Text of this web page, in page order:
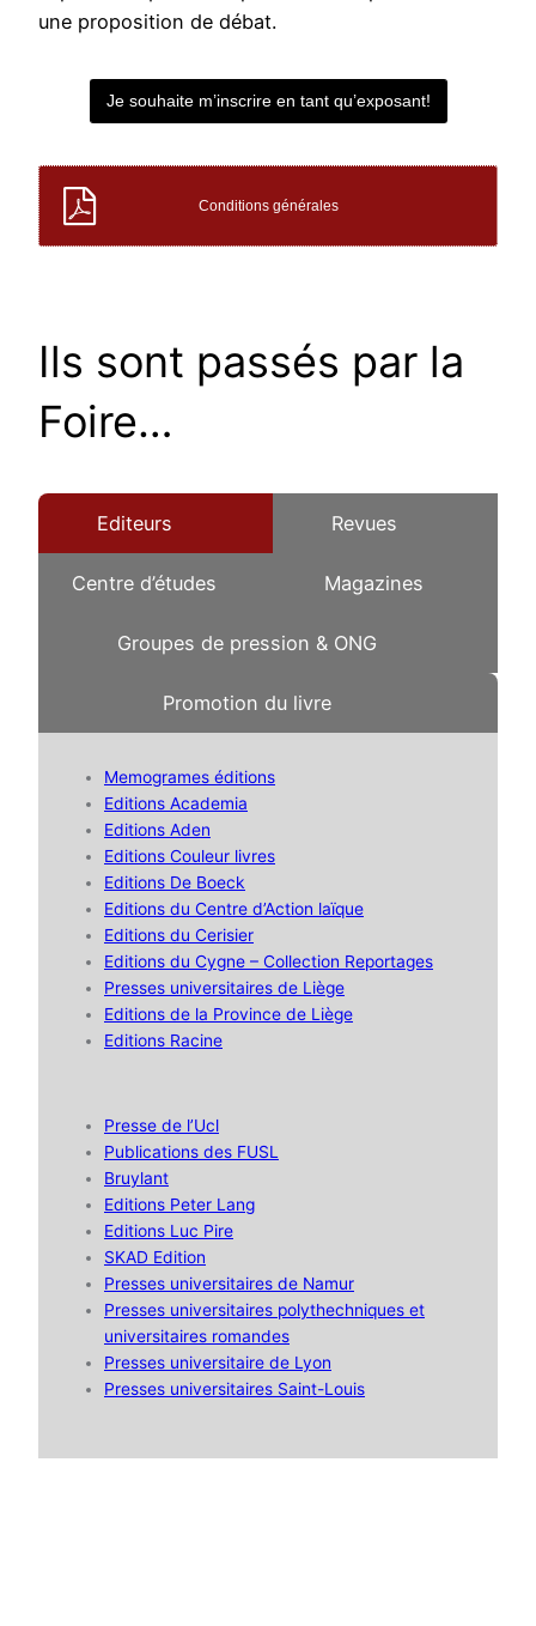
une proposition de débat.
Je souhaite m’inscrire en tant qu’exposant!
Conditions générales
Ils sont passés par la
Foire…
Editeurs Revues
Centre d’études Magazines
Groupes de pression & ONG
Promotion du livre
Memogrames éditions
Editions Academia
Editions Aden
Editions Couleur livres
Editions De Boeck
Editions du Centre d’Action laïque
Editions du Cerisier
Editions du Cygne – Collection Reportages
Presses universitaires de Liège
Editions de la Province de Liège
Editions Racine
Presse de l’Ucl
Publications des FUSL
Bruylant
Editions Peter Lang
Editions Luc Pire
SKAD Edition
Presses universitaires de Namur
Presses universitaires polythechniques et
universitaires romandes
Presses universitaire de Lyon
Presses universitaires Saint-Louis